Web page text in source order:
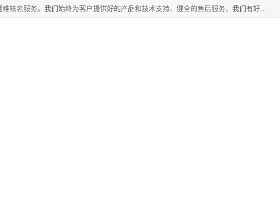
北京企铭星科技有限公司主要经营国家局疑难核名服务。我们始终为客户提供好的产品和技术支持、健全的售后服务，我们有好的产品和专业的销售和技术团队，我公司属于北京企业管理及投资咨询黄页行业，如果您对我公司的产品服务有兴趣，期待您在线留言或者来电咨询。